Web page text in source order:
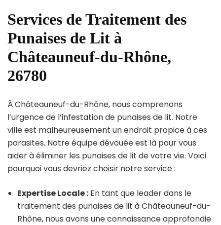
Services de Traitement des
Punaises de Lit à
Châteauneuf-du-Rhône,
26780
À Châteauneuf-du-Rhône, nous comprenons
l’urgence de l’infestation de punaises de lit. Notre
ville est malheureusement un endroit propice à ces
parasites. Notre équipe dévouée est là pour vous
aider à éliminer les punaises de lit de votre vie. Voici
pourquoi vous devriez choisir notre service :
Expertise Locale : En tant que leader dans le
traitement des punaises de lit à Châteauneuf-du-
Rhône, nous avons une connaissance approfondie